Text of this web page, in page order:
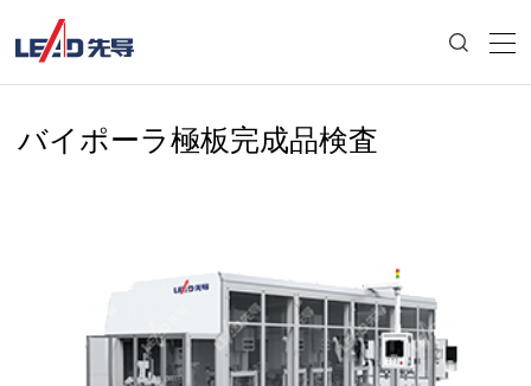
バイポーラ極板完成品検査